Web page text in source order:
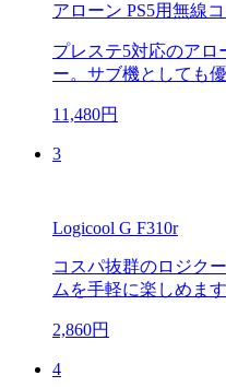
アローン PS5用無線
プレステ5対応のアロ
ー。サブ機としても優
11,480円
3
Logicool G F310r
コスパ抜群のロジク
ムを手軽に楽しめます
2,860円
4